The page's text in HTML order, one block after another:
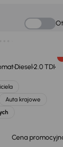
VAT
Diesel2.0 TDI
Auta krajowe
Cena